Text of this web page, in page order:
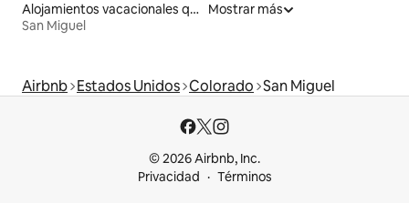
Alojamientos vacacionales que admiten mascotas
San Miguel
Mostrar más
Airbnb Estados Unidos Colorado San Miguel
© 2026 Airbnb, Inc.
Privacidad
Términos